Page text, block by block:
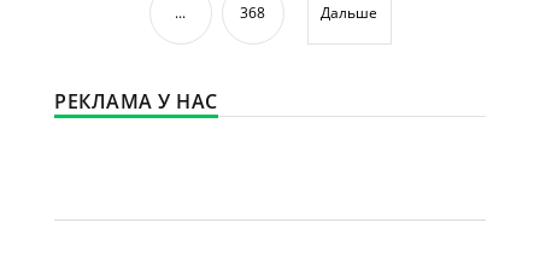
... 368 Дальше
РЕКЛАМА У НАС